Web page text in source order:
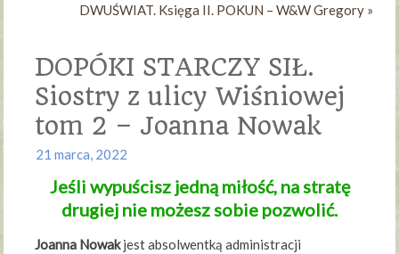
DWUŚWIAT. Księga II. POKUN – W&W Gregory»
DOPÓKI STARCZY SIŁ.
Siostry z ulicy Wiśniowej
tom 2 – Joanna Nowak
21 marca, 2022
Jeśli wypuścisz jedną miłość, na stratę
drugiej nie możesz sobie pozwolić.
Joanna Nowakjest absolwentką administracji